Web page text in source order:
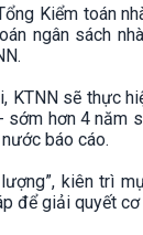
Kiểm toán
ngân sách
KTNN sẽ thực
hơn 4 năm
báo cáo.
kiên trì
để giải quyết